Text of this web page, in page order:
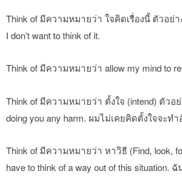
Think of มีความหมายว่า ใจคิดเรื่องนี้ ตัวอย่า
I don’t want to think of it.
Think of มีความหมายว่า allow my mind to
Think of มีความหมายว่า ตั้งใจ (intend) ตัวอย่
doing you any harm. ผมไม่เคยคิดตั้งใจจะท
Think of มีความหมายว่า หาวิธี (Find, look,
have to think of a way out of this situation.